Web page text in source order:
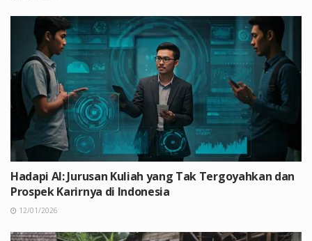
Hadapi AI: Jurusan Kuliah yang Tak Tergoyahkan dan
Prospek Karirnya di Indonesia
12/01/2026